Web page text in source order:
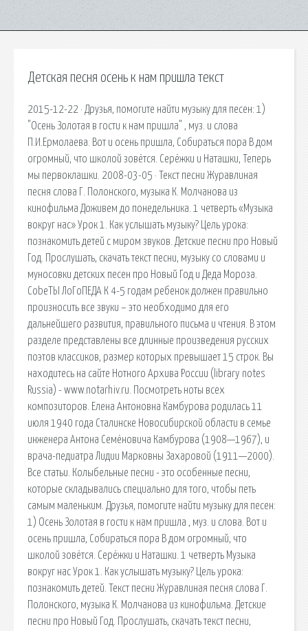
Детская песня осень к нам пришла текст
2015-12-22 · Друзья, помогите найти музыку для песен: 1)
"Осень Золотая в гости к нам пришла" , муз. и слова
П.И.Ермолаева. Вот и осень пришла, Собираться пора В дом
огромный, что школой зовётся. Серёжки и Наташки, Теперь
мы первоклашки. 2008-03-05 · Текст песни Журавлиная
песня слова Г. Полонского, музыка К. Молчанова из
кинофильма Доживем до понедельника. 1 четверть «Музыка
вокруг нас» Урок 1. Как услышать музыку? Цель урока:
познакомить детей с миром звуков. Детские песни про Новый
Год. Прослушать, скачать текст песни, музыку со словами и
муносовки детских песен про Новый Год и Деда Мороза.
СobeТЫ ЛoГoПЕДА К 4-5 годам ребенок должен правильно
произносить все звуки – это необходимо для его
дальнейшего развития, правильного письма и чтения. В этом
разделе представлены все длинные произведения русских
поэтов классиков, размер которых превышает 15 строк. Вы
находитесь на сайте Нотного Архива России (library notes
Russia) - www.notarhiv.ru. Посмотреть ноты всех
композиторов. Елена Антоновна Камбурова родилась 11
июля 1940 года Сталинске Новосибирской области в семье
инженера Антона Семёновича Камбурова (1908—1967), и
врача-педиатра Лидии Марковны Захаровой (1911—2000).
Все статьи. Колыбельные песни - это особенные песни,
которые складывались специально для того, чтобы петь
самым маленьким. Друзья, помогите найти музыку для песен:
1) Осень Золотая в гости к нам пришла , муз. и слова. Вот и
осень пришла, Собираться пора В дом огромный, что
школой зовётся. Серёжки и Наташки. 1 четверть Музыка
вокруг нас Урок 1. Как услышать музыку? Цель урока:
познакомить детей. Текст песни Журавлиная песня слова Г.
Полонского, музыка К. Молчанова из кинофильма. Детские
песни про Новый Год. Прослушать, скачать текст песни,